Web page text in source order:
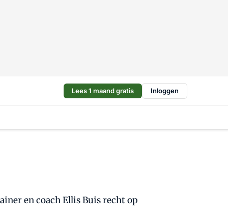
Lees 1 maand gratis Inloggen
en coach Ellis Buis recht op